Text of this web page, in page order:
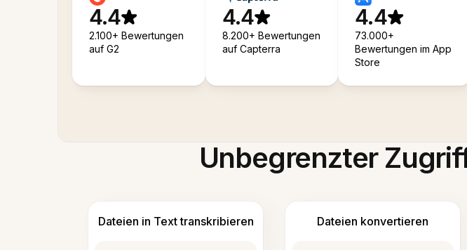
4.4
2.100+ Bewertungen
auf G2
4.4
8.200+ Bewertungen
auf Capterra
4.4
73.000+
Bewertungen im App
Store
Unbegrenzter
Dateien in Text transkribieren Dateien konvertieren